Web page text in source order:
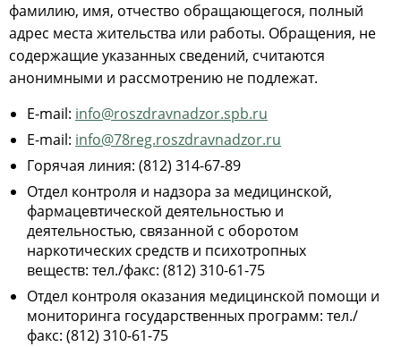
фамилию, имя, отчество обращающегося, полный
адрес места жительства или работы. Обращения, не
содержащие указанных сведений, считаются
анонимными и рассмотрению не подлежат.
E-mail: info@roszdravnadzor.spb.ru
E-mail: info@78reg.roszdravnadzor.ru
Горячая линия: (812) 314-67-89
Отдел контроля и надзора за медицинской,
фармацевтической деятельностью и
деятельностью, связанной с оборотом
наркотических средств и психотропных
веществ: тел./факс: (812) 310-61-75
Отдел контроля оказания медицинской помощи и
мониторинга государственных программ: тел./
факс: (812) 310-61-75